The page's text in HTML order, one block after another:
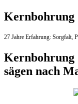
Kernbohrung
27 Jahre Erfahrung: Sorgfalt,
Kernbohrung
sägen nach